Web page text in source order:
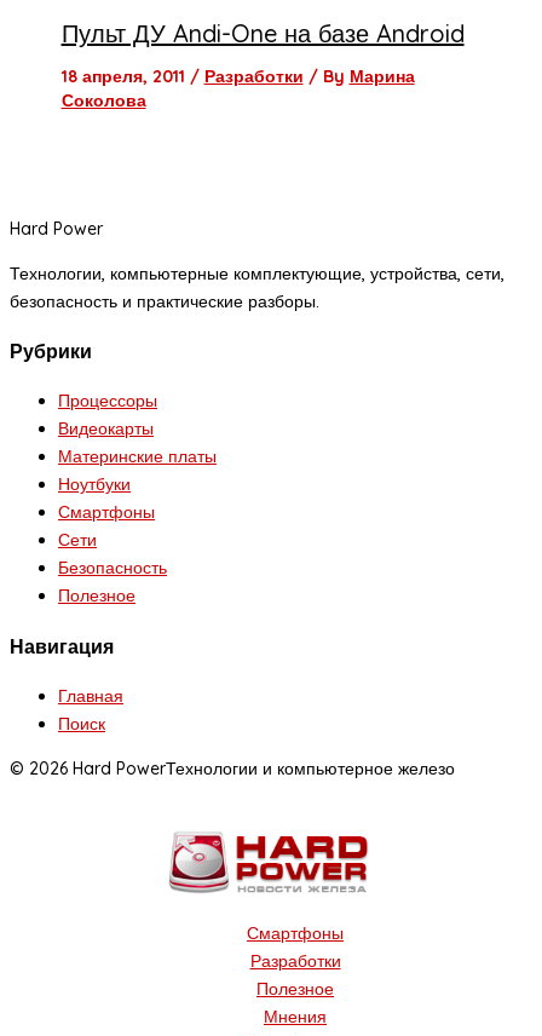
Пульт ДУ Andi-One на базе Android
18 апреля, 2011 / Разработки / By Марина
Соколова
Hard Power
Технологии, компьютерные комплектующие, устройства, сети,
безопасность и практические разборы.
Рубрики
Процессоры
Видеокарты
Материнские платы
Ноутбуки
Смартфоны
Сети
Безопасность
Полезное
Навигация
Главная
Поиск
© 2026 Hard PowerТехнологии и компьютерное железо
Смартфоны
Разработки
Полезное
Мнения